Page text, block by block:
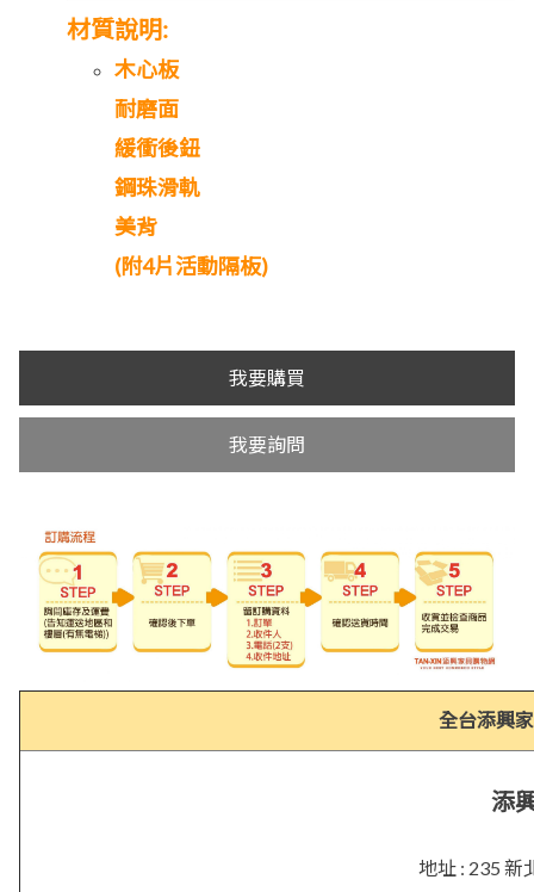
材質說明:
木心板
耐磨面
緩衝後鈕
鋼珠滑軌
美背
(附4片活動隔板)
我要購買
我要詢問
全台添興
添
地址 : 235 新